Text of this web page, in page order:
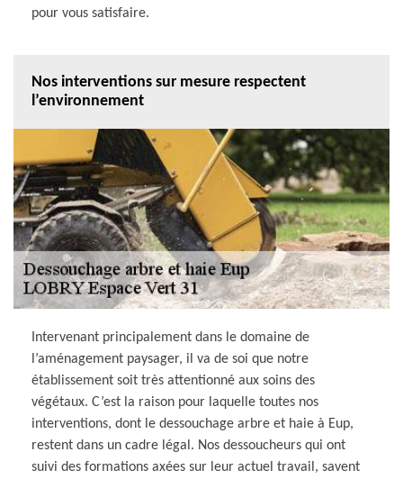
pour vous satisfaire.
Nos interventions sur mesure respectent
l’environnement
Intervenant principalement dans le domaine de
l’aménagement paysager, il va de soi que notre
établissement soit très attentionné aux soins des
végétaux. C’est la raison pour laquelle toutes nos
interventions, dont le dessouchage arbre et haie à Eup,
restent dans un cadre légal. Nos dessoucheurs qui ont
suivi des formations axées sur leur actuel travail, savent